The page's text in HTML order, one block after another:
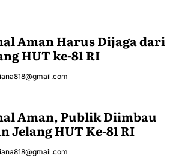
Aman Harus Dijaga dari
HUT ke-81 RI
Aman, Publik Diimbau
Jelang HUT Ke-81 RI